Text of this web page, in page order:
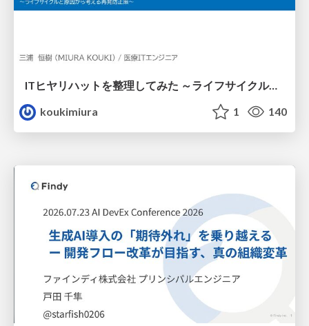
ITヒヤリハットを整理してみた ～ライフサイクルと原因から考える再発防止策～
koukimiura
1 140